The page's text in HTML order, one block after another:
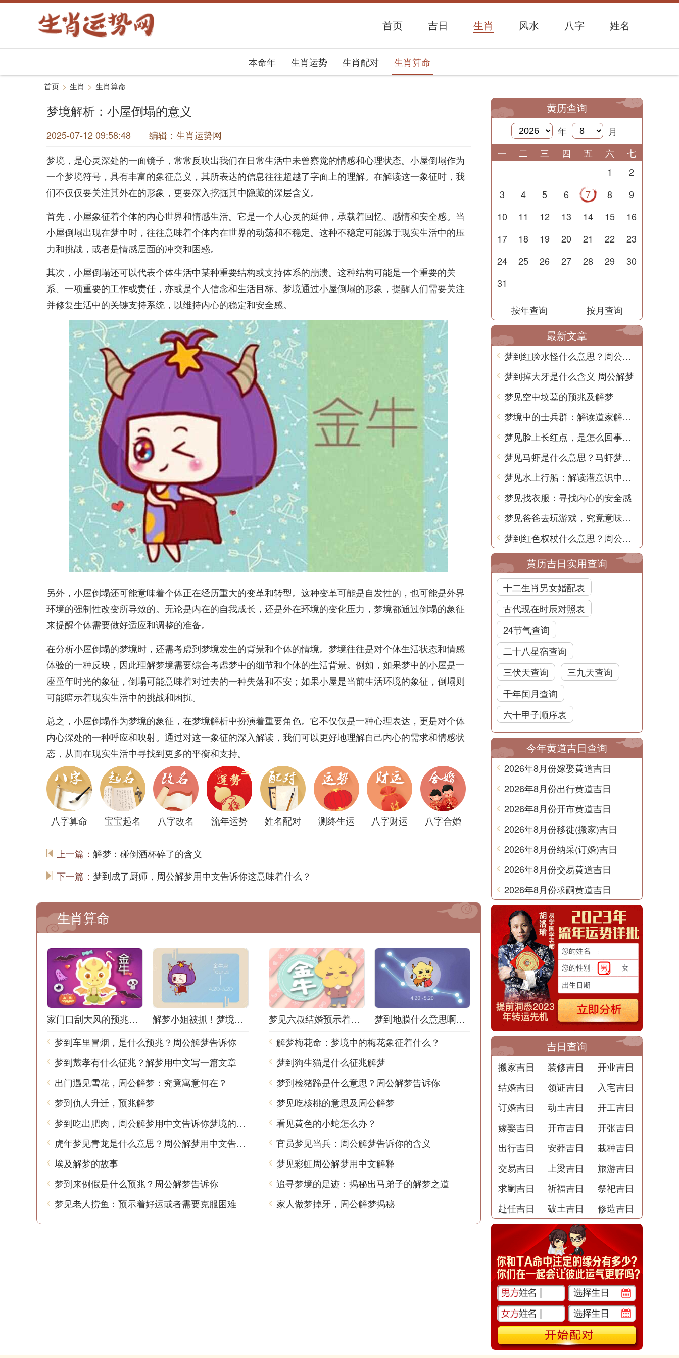
首页 吉日 生肖 风水 八字 姓名
本命年 生肖运势 生肖配对 生肖算命
首页 > 生肖 > 生肖算命
梦境解析：小屋倒塌的意义
2025-07-12 09:58:48 编辑：生肖运势网
梦境，是心灵深处的一面镜子，常常反映出我们在日常生活中未曾察觉的情感和心理状态。小屋倒塌作为
一个梦境符号，具有丰富的象征意义，其所表达的信息往往超越了字面上的理解。在解读这一象征时，我
们不仅仅要关注其外在的形象，更要深入挖掘其中隐藏的深层含义。
首先，小屋象征着个体的内心世界和情感生活。它是一个人心灵的延伸，承载着回忆、感情和安全感。当
小屋倒塌出现在梦中时，往往意味着个体内在世界的动荡和不稳定。这种不稳定可能源于现实生活中的压
力和挑战，或者是情感层面的冲突和困惑。
其次，小屋倒塌还可以代表个体生活中某种重要结构或支持体系的崩溃。这种结构可能是一个重要的关
系、一项重要的工作或责任，亦或是个人信念和生活目标。梦境通过小屋倒塌的形象，提醒人们需要关注
并修复生活中的关键支持系统，以维持内心的稳定和安全感。
另外，小屋倒塌还可能意味着个体正在经历重大的变革和转型。这种变革可能是自发性的，也可能是外界
环境的强制性改变所导致的。无论是内在的自我成长，还是外在环境的变化压力，梦境都通过倒塌的象征
来提醒个体需要做好适应和调整的准备。
在分析小屋倒塌的梦境时，还需考虑到梦境发生的背景和个体的情境。梦境往往是对个体生活状态和情感
体验的一种反映，因此理解梦境需要综合考虑梦中的细节和个体的生活背景。例如，如果梦中的小屋是一
座童年时光的象征，倒塌可能意味着对过去的一种失落和不安；如果小屋是当前生活环境的象征，倒塌则
可能暗示着现实生活中的挑战和困扰。
总之，小屋倒塌作为梦境的象征，在梦境解析中扮演着重要角色。它不仅仅是一种心理表达，更是对个体
内心深处的一种呼应和映射。通过对这一象征的深入解读，我们可以更好地理解自己内心的需求和情感状
态，从而在现实生活中寻找到更多的平衡和支持。
八字算命 宝宝起名 八字改名 流年运势 姓名配对 测终生运 八字财运 八字合婚
上一篇： 解梦：碰倒酒杯碎了的含义
下一篇： 梦到成了厨师，周公解梦用中文告诉你这意味着什么？
生肖算命
家门口刮大风的预兆解梦：风声鹤唳，梦境之谜
解梦小姐被抓！梦境背后隐藏着什么秘密？
梦到车里冒烟，是什么预兆？周公解梦告诉你
梦到戴孝有什么征兆？解梦用中文写一篇文章
出门遇见雪花，周公解梦：究竟寓意何在？
梦到仇人升迁，预兆解梦
梦到吃出肥肉，周公解梦用中文告诉你梦境的含义
虎年梦见青龙是什么意思？周公解梦用中文告诉你
埃及解梦的故事
梦到来例假是什么预兆？周公解梦告诉你
梦见老人捞鱼：预示着好运或者需要克服困难
梦见六叔结婚预示着什么？解梦师告诉你真相！
梦到地膜什么意思啊解梦用
解梦梅花命：梦境中的梅花象征着什么？
梦到狗生猫是什么征兆解梦
梦到检猪蹄是什么意思？周公解梦告诉你
梦见吃核桃的意思及周公解梦
看见黄色的小蛇怎么办？
官员梦见当兵：周公解梦告诉你的含义
梦见彩虹周公解梦用中文解释
追寻梦境的足迹：揭秘出马弟子的解梦之道
家人做梦掉牙，周公解梦揭秘
黄历查询
年
月
一
二 三 四 五 六
七
1
2
3
4 5 6 7 8
9
10
11 12 13 14 15
16
17
18 19 20 21 22
23
24
25 26 27 28 29
30
31
按年查询 按月查询
最新文章
梦到红脸水怪什么意思？周公解梦用中文解读
梦到掉大牙是什么含义 周公解梦
梦见空中坟墓的预兆及解梦
梦境中的士兵群：解读道家解梦中的隐含含义
梦见脸上长红点，是怎么回事？解梦告诉你
梦见马虾是什么意思？马虾梦境解析
梦见水上行船：解读潜意识中的航程之旅
梦见找衣服：寻找内心的安全感
梦见爸爸去玩游戏，究竟意味着什么？
梦到红色权杖什么意思？周公解梦用中文详细解析
黄历吉日实用查询
十二生肖男女婚配表
古代现在时辰对照表
24节气查询
二十八星宿查询
三伏天查询
三九天查询
千年闰月查询
六十甲子顺序表
今年黄道吉日查询
2026年8月份嫁娶黄道吉日
2026年8月份出行黄道吉日
2026年8月份开市黄道吉日
2026年8月份移徙(搬家)吉日
2026年8月份纳采(订婚)吉日
2026年8月份交易黄道吉日
2026年8月份求嗣黄道吉日
吉日查询
搬家吉日 装修吉日
开业吉日
结婚吉日
领证吉日
入宅吉日
订婚吉日
动土吉日
开工吉日
嫁娶吉日
开市吉日
开张吉日
出行吉日
安葬吉日
栽种吉日
交易吉日
上梁吉日
旅游吉日
求嗣吉日
祈福吉日
祭祀吉日
赴任吉日
破土吉日 修造吉日